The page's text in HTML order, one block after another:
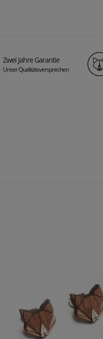
Zwei Jahre Garantie
Unser Qualitätsversprechen